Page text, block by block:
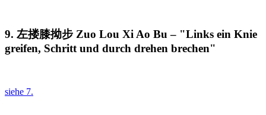
9. 左搂膝拗步 Zuo Lou Xi Ao Bu – "Links ein Knie
greifen, Schritt und durch drehen brechen"
siehe 7.